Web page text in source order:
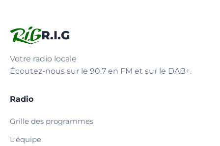
R.I.G
Votre radio locale
Écoutez-nous sur le 90.7 en FM et sur le DAB+.
Radio
Grille des programmes
L'équipe